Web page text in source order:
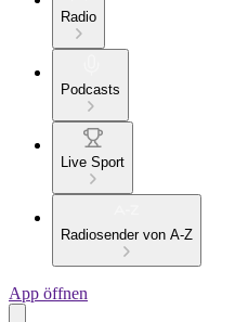
Radio
Podcasts
Live Sport
Radiosender von A-Z
App öffnen